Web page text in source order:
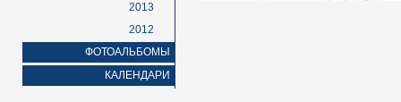
2013
2012
ФОТОАЛЬБОМЫ
КАЛЕНДАРИ